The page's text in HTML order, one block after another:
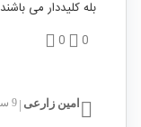
بله کلیددار می باشند
0
0
امین زارعی 9 سال پیش